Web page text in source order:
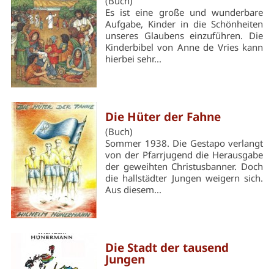
Es ist eine große und wunderbare
Aufgabe, Kinder in die Schönheiten
unseres Glaubens einzuführen. Die
Kinderbibel von Anne de Vries kann
hierbei sehr...
Die Hüter der Fahne
(Buch)
Sommer 1938. Die Gestapo verlangt
von der Pfarrjugend die Herausgabe
der geweihten Christusbanner. Doch
die hallstädter Jungen weigern sich.
Aus diesem...
Die Stadt der tausend
Jungen